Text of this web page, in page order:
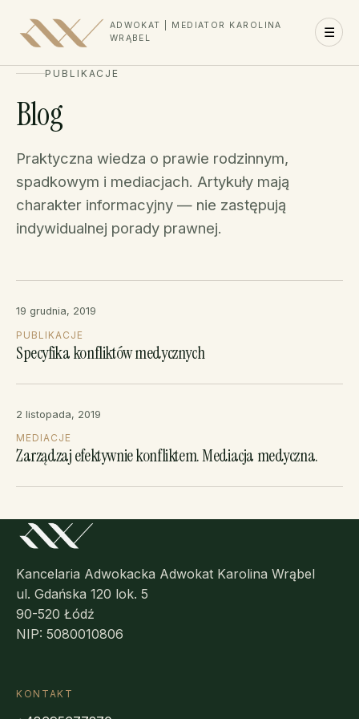
ADWOKAT | MEDIATOR KAROLINA
WRĄBEL
☰
PUBLIKACJE
Blog
Praktyczna wiedza o prawie rodzinnym,
spadkowym i mediacjach. Artykuły mają
charakter informacyjny — nie zastępują
indywidualnej porady prawnej.
19 grudnia, 2019
PUBLIKACJE
Specyfika konfliktów medycznych
2 listopada, 2019
MEDIACJE
Zarządzaj efektywnie konfliktem. Mediacja medyczna.
Kancelaria Adwokacka Adwokat Karolina Wrąbel
ul. Gdańska 120 lok. 5
90-520 Łódź
NIP: 5080010806
KONTAKT